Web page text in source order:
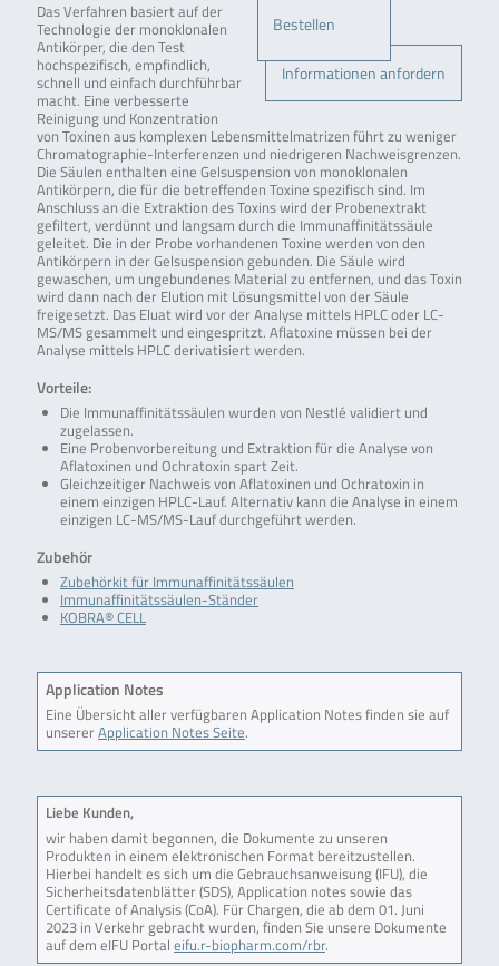
Bestellen
Informationen anfordern
Das Verfahren basiert auf der
Technologie der monoklonalen
Antikörper, die den Test
hochspezifisch, empfindlich,
schnell und einfach durchführbar
macht. Eine verbesserte
Reinigung und Konzentration
von Toxinen aus komplexen Lebensmittelmatrizen führt zu weniger
Chromatographie-Interferenzen und niedrigeren Nachweisgrenzen.
Die Säulen enthalten eine Gelsuspension von monoklonalen
Antikörpern, die für die betreffenden Toxine spezifisch sind. Im
Anschluss an die Extraktion des Toxins wird der Probenextrakt
gefiltert, verdünnt und langsam durch die Immunaffinitätssäule
geleitet. Die in der Probe vorhandenen Toxine werden von den
Antikörpern in der Gelsuspension gebunden. Die Säule wird
gewaschen, um ungebundenes Material zu entfernen, und das Toxin
wird dann nach der Elution mit Lösungsmittel von der Säule
freigesetzt. Das Eluat wird vor der Analyse mittels HPLC oder LC-
MS/MS gesammelt und eingespritzt. Aflatoxine müssen bei der
Analyse mittels HPLC derivatisiert werden.
Vorteile:
Die Immunaffinitätssäulen wurden von Nestlé validiert und
zugelassen.
Eine Probenvorbereitung und Extraktion für die Analyse von
Aflatoxinen und Ochratoxin spart Zeit.
Gleichzeitiger Nachweis von Aflatoxinen und Ochratoxin in
einem einzigen HPLC-Lauf. Alternativ kann die Analyse in einem
einzigen LC-MS/MS-Lauf durchgeführt werden.
Zubehör
Zubehörkit für Immunaffinitätssäulen
Immunaffinitätssäulen-Ständer
KOBRA® CELL
Application Notes
Eine Übersicht aller verfügbaren Application Notes finden sie auf
unsererApplication Notes Seite.
Liebe Kunden,
wir haben damit begonnen, die Dokumente zu unseren
Produkten in einem elektronischen Format bereitzustellen.
Hierbei handelt es sich um die Gebrauchsanweisung (IFU), die
Sicherheitsdatenblätter (SDS), Application notes sowie das
Certificate of Analysis (CoA). Für Chargen, die ab dem 01. Juni
2023 in Verkehr gebracht wurden, finden Sie unsere Dokumente
auf dem eIFU Portal eifu.r-biopharm.com/rbr.